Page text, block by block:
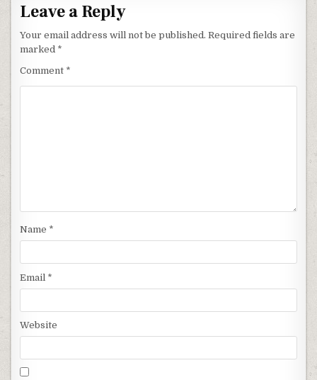
Leave a Reply
Your email address will not be published. Required fields are
marked *
Comment *
Name *
Email *
Website